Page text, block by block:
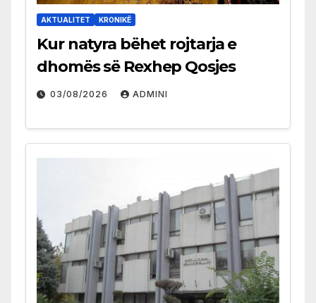
AKTUALITET KRONIKË
Kur natyra bëhet rojtarja e
dhomës së Rexhep Qosjes
03/08/2026 ADMINI